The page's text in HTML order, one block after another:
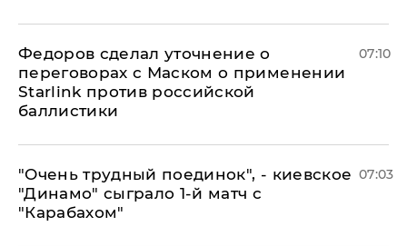
Федоров сделал уточнение о
переговорах с Маском о применении
Starlink против российской
баллистики
07:10
"Очень трудный поединок", - киевское
"Динамо" сыграло 1-й матч с
"Карабахом"
07:03